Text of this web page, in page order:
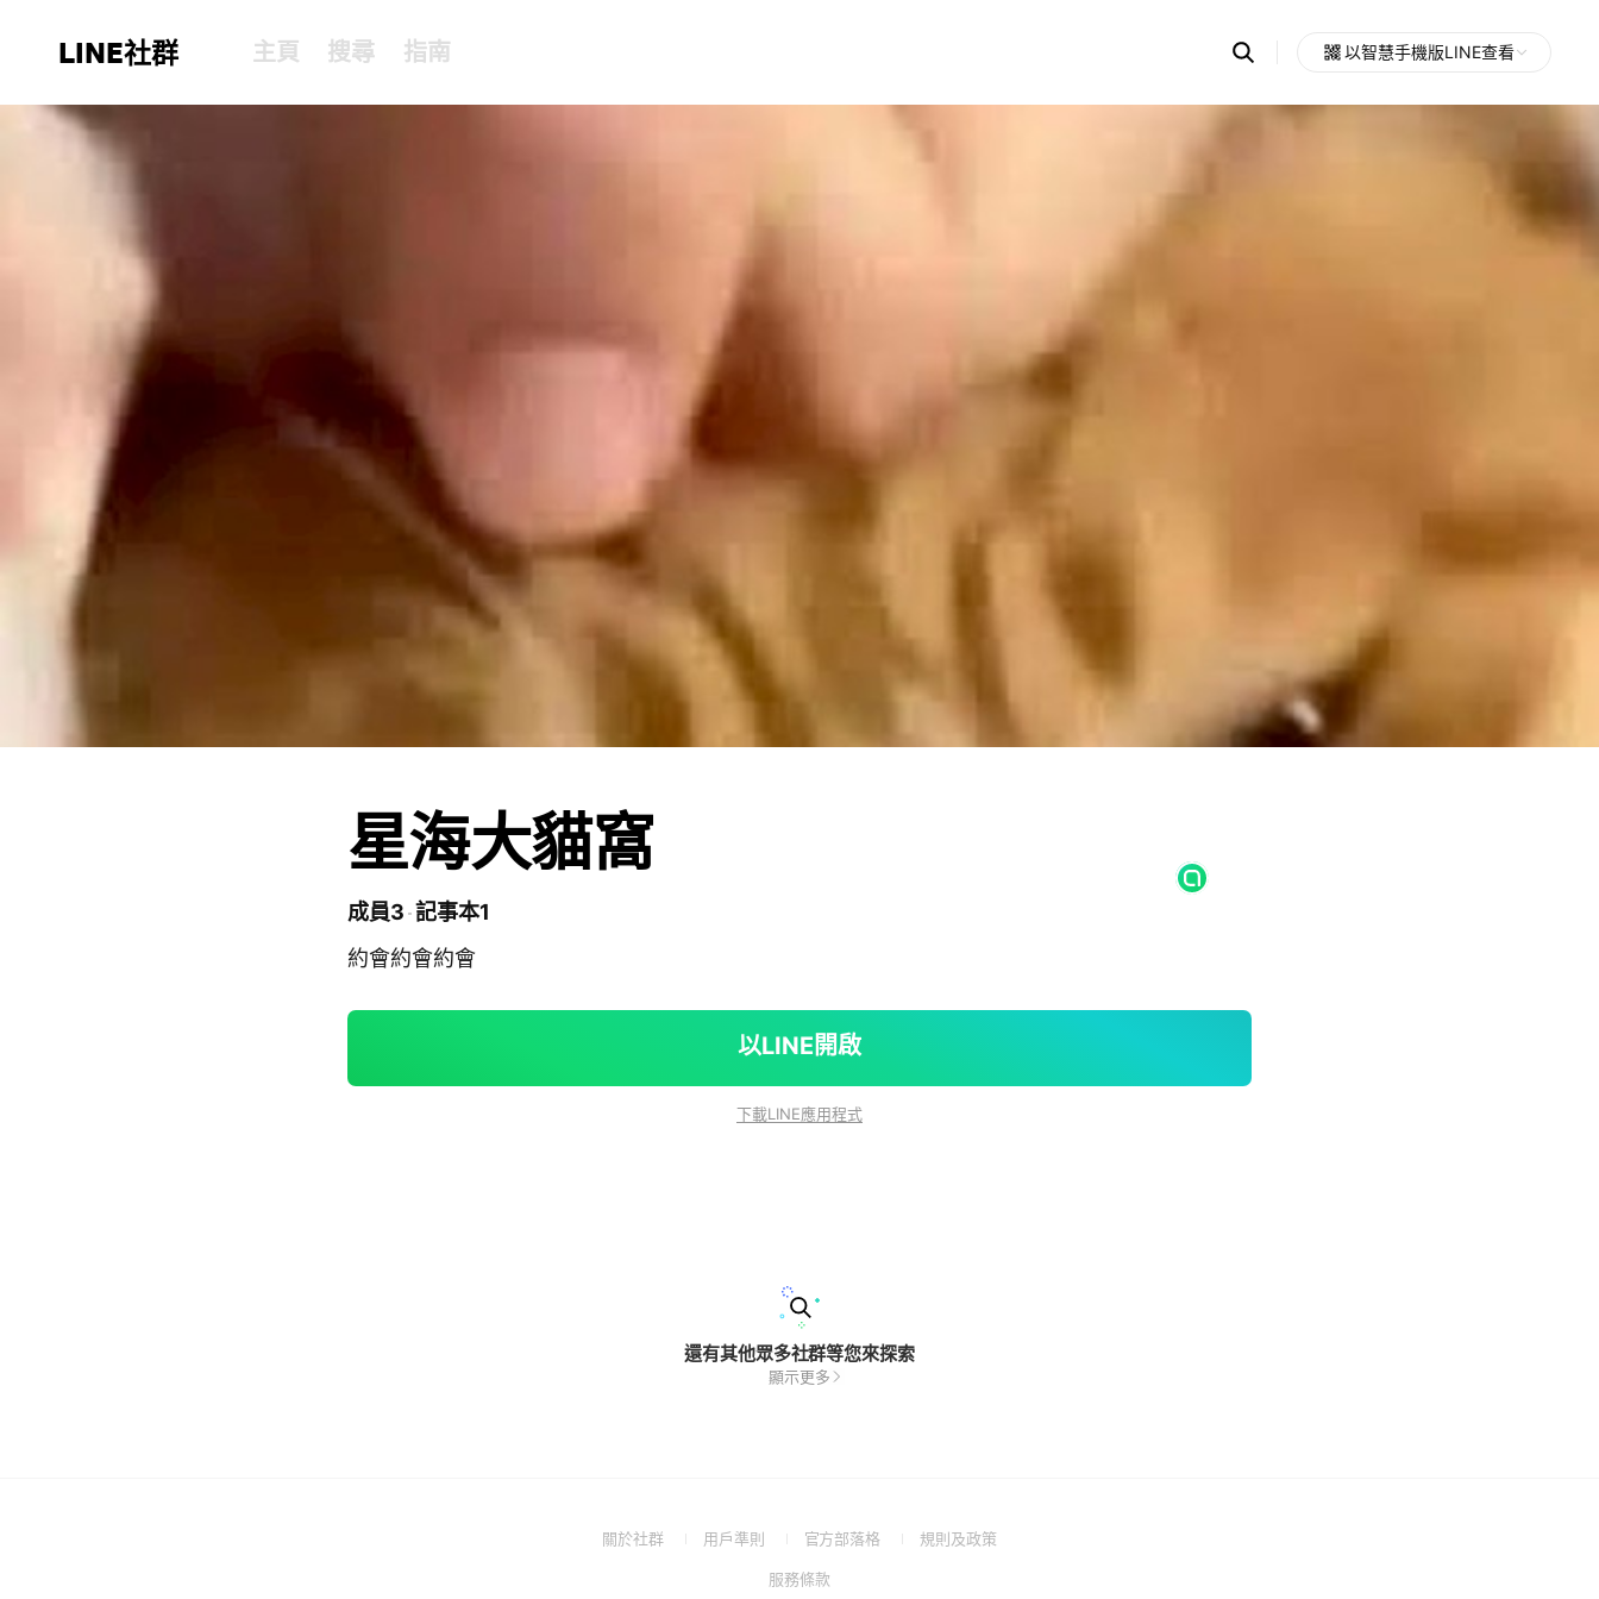
LINE社群 主頁 搜尋 指南 Search
OpenChats
messages
search
以智慧手機版LINE查看
星海大貓窩
成員3 記事本1
約會約會約會
以LINE開啟
下載LINE應用程式
還有其他眾多社群等您來探索
顯示更多
關於社群
(Open用戶準則
(Open
a
官方部落格
(Open規則及政策(Open
服務條款(Open